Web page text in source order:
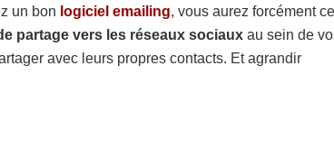
un bon logiciel emailing, vous aurez forcément
partage vers les réseaux sociaux au sein de
avec leurs propres contacts. Et agrandir